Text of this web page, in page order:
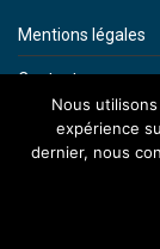
Mentions légales
Contact
By artenium
Nous
expérience
dernier, nous